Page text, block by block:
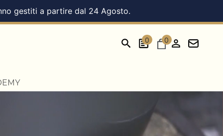
gestiti a partire dal 24 Agosto.
0 0